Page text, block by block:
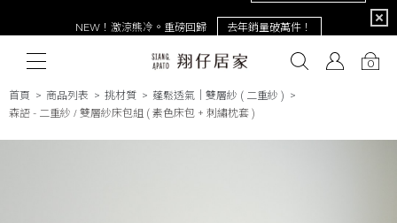
去年銷量破萬件！
0
首頁 商品列表 挑材質
蓬鬆透氣｜雙層紗 ( 二重紗 )
森語 - 二重紗 / 雙層紗床包組 ( 素色床包 + 刺繡枕套 )